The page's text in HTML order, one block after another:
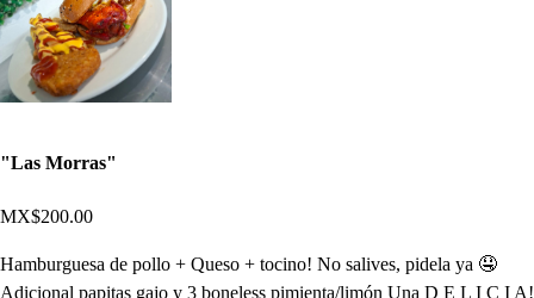
"Las Morras"
MX$200.00
Hamburguesa de pollo + Queso + tocino! No salives, pidela ya 🤤
Adicional papitas gajo y 3 boneless pimienta/limón Una D E L I C I A!